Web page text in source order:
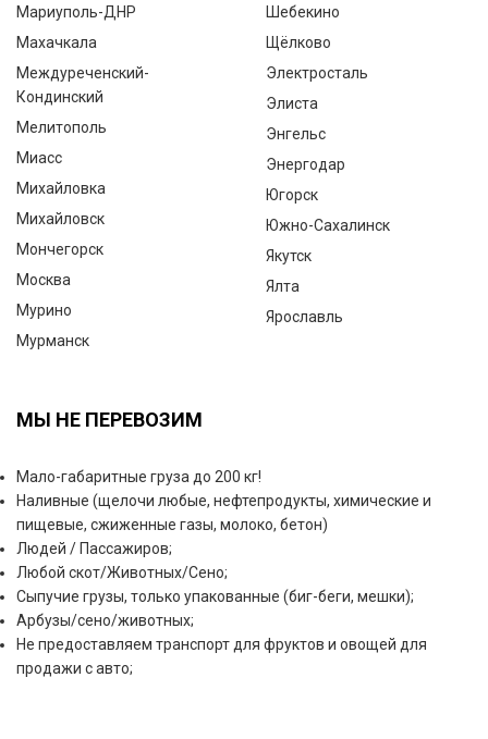
Мариуполь-ДНР
Махачкала
Междуреченский-
Кондинский
Мелитополь
Миасс
Михайловка
Михайловск
Мончегорск
Москва
Мурино
Мурманск
Шебекино
Щёлково
Электросталь
Элиста
Энгельс
Энергодар
Югорск
Южно-Сахалинск
Якутск
Ялта
Ярославль
МЫ НЕ ПЕРЕВОЗИМ
Мало-габаритные груза до 200 кг!
Наливные (щелочи любые, нефтепродукты, химические и
пищевые, сжиженные газы, молоко, бетон)
Людей / Пассажиров;
Любой скот/Животных/Сено;
Сыпучие грузы, только упакованные (биг-беги, мешки);
Арбузы/сено/животных;
Не предоставляем транспорт для фруктов и овощей для
продажи с авто;